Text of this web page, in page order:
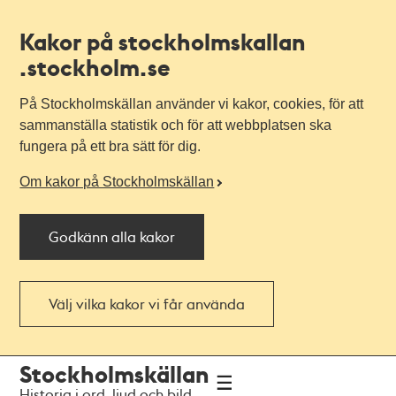
Kakor på stockholmskallan
.stockholm.se
På Stockholmskällan använder vi kakor, cookies, för att
sammanställa statistik och för att webbplatsen ska
fungera på ett bra sätt för dig.
Om kakor på Stockholmskällan
Godkänn alla kakor
Välj vilka kakor vi får använda
navigationen
huvudinnehållet
Stockholmskällan